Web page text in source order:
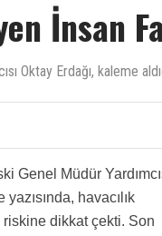
İnsan
Oktay Erdağı, kaleme
Genel Müdür
havacılık
dikkat çekti. Son